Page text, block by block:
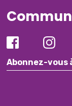
Abonnez-